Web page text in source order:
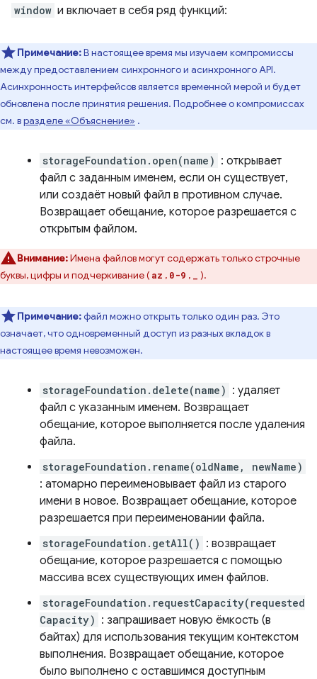
window и включает в себя ряд функций:
Примечание:В настоящее время мы изучаем компромиссы
между предоставлением синхронного и асинхронного API.
Асинхронность интерфейсов является временной мерой и будет
обновлена после принятия решения. Подробнее о компромиссах
см. вразделе «Объяснение» .
storageFoundation.open(name) : открывает
файл с заданным именем, если он существует,
или создаёт новый файл в противном случае.
Возвращает обещание, которое разрешается с
открытым файлом.
Внимание:Имена файлов могут содержать только строчные
буквы, цифры и подчеркивание ( az , 0-9 , ).
Примечание: файл можно открыть только один раз. Это
означает, что одновременный доступ из разных вкладок в
настоящее время невозможен.
storageFoundation.delete(name) : удаляет
файл с указанным именем. Возвращает
обещание, которое выполняется после удаления
файла.
storageFoundation.rename(oldName, newName)
: атомарно переименовывает файл из старого
имени в новое. Возвращает обещание, которое
разрешается при переименовании файла.
storageFoundation.getAll() : возвращает
обещание, которое разрешается с помощью
массива всех существующих имен файлов.
storageFoundation.requestCapacity(requested
Capacity) : запрашивает новую ёмкость (в
байтах) для использования текущим контекстом
выполнения. Возвращает обещание, которое
было выполнено с оставшимся доступным